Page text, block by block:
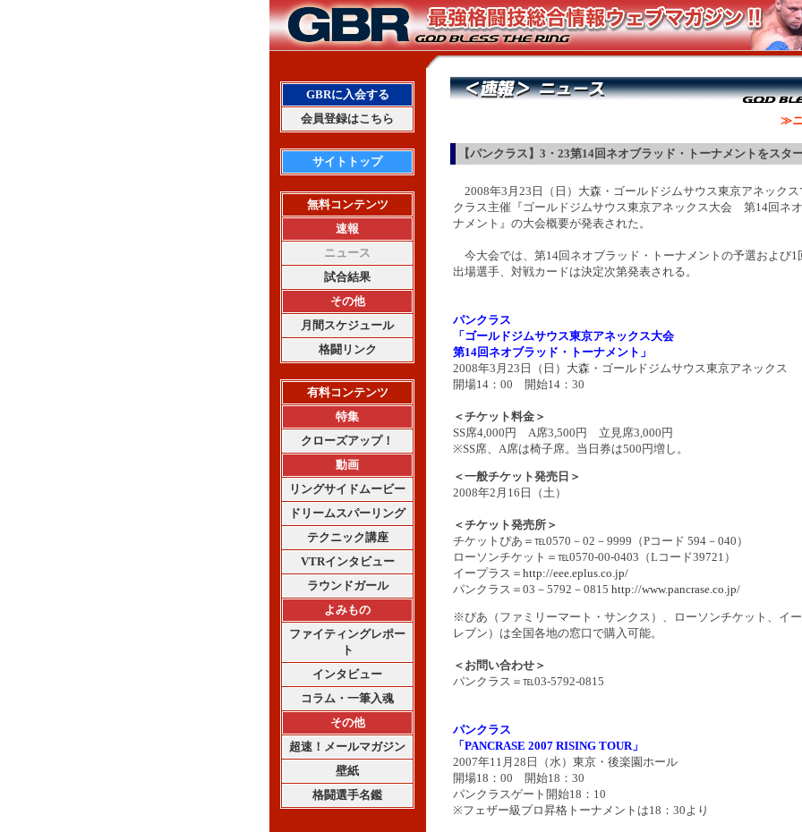
GBRに入会する
会員登録はこちら
サイトトップ
無料コンテンツ
速報
ニュース
試合結果
その他
月間スケジュール
格闘リンク
有料コンテンツ
特集
クローズアップ！
動画
リングサイドムービー
ドリームスパーリング
テクニック講座
VTRインタビュー
ラウンドガール
よみもの
ファイティングレポー
ト
インタビュー
コラム・一筆入魂
その他
超速！メールマガジン
壁紙
格闘選手名鑑
≫ニ
【パンクラス】3・23第14回ネオブラッド・トーナメントをスタ
2008年3月23日（日）大森・ゴールドジムサウス東京アネックス
クラス主催『ゴールドジムサウス東京アネックス大会 第14回ネ
ナメント』の大会概要が発表された。
今大会では、第14回ネオブラッド・トーナメントの予選および1
出場選手、対戦カードは決定次第発表される。
パンクラス
「ゴールドジムサウス東京アネックス大会
第14回ネオブラッド・トーナメント」
2008年3月23日（日）大森・ゴールドジムサウス東京アネックス
開場14：00 開始14：30
＜チケット料金＞
SS席4,000円 A席3,500円 立見席3,000円
※SS席、A席は椅子席。当日券は500円増し。
＜一般チケット発売日＞
2008年2月16日（土）
＜チケット発売所＞
チケットぴあ＝℡0570－02－9999（Pコード 594－040）
ローソンチケット＝℡0570-00-0403（Lコード39721）
イープラス＝ http://eee.eplus.co.jp/
パンクラス＝03－5792－0815 http://www.pancrase.co.jp/
※ぴあ（ファミリーマート・サンクス）、ローソンチケット、イ
レブン）は全国各地の窓口で購入可能。
＜お問い合わせ＞
パンクラス＝℡03-5792-0815
パンクラス
「PANCRASE 2007 RISING TOUR」
2007年11月28日（水）東京・後楽園ホール
開場18：00 開始18：30
パンクラスゲート開始18：10
※フェザー級プロ昇格トーナメントは18：30より